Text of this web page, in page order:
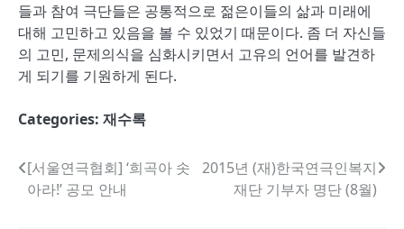
들과 참여 극단들은 공통적으로 젊은이들의 삶과 미래에
대해 고민하고 있음을 볼 수 있었기 때문이다. 좀 더 자신들
의 고민, 문제의식을 심화시키면서 고유의 언어를 발견하
게 되기를 기원하게 된다.
Categories: 재수록
글
내
[서울연극협회] ‘희곡아 솟
아라!’ 공모 안내
2015년 (재)한국연극인복지
재단 기부자 명단 (8월)